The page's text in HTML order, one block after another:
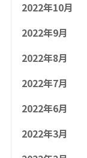
2022年10月
2022年9月
2022年8月
2022年7月
2022年6月
2022年3月